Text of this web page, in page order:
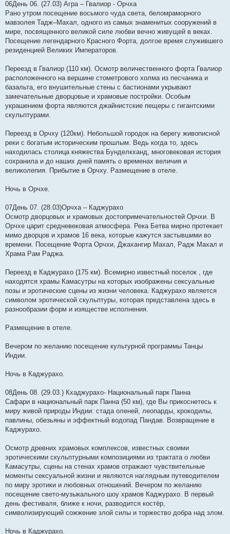
06День 06. (27.03) Агра – Гвалиор - Орчха
Рано утром посещение восьмого чуда света, беломраморного
мавзолея Тадж–Махал, одного из самых знаменитых сооружений в
мире, посвященного великой силе любви вечно живущей в веках.
Посещение легендарного Красного Форта, долгое время служившего
резиденцией Великих Императоров.
Переезд в Гвалиор (110 км). Осмотр величественного форта Гвалиор
расположенного на вершине стометрового холма из песчаника и
базальта, его внушительные стены с бастионами укрывают
замечательные дворцовые и храмовые постройки. Особым
украшением форта являются джайнистские пещеры с гигантскими
скульптурами.
Переезд в Орчху (120км). Небольшой городок на берегу живописной
реки с богатым историческим прошлым. Ведь когда то, здесь
находилась столица княжества Бунделкханд, многовековая история
сохранила и до наших дней память о временах величия и
великолепия. Прибытие в Орчху. Размещение в отеле.
Ночь в Орчхе.
07День 07. (28.03)Орчха – Каджурахо
Осмотр дворцовых и храмовых достопримечательностей Орчхи. В
Орчхе царит средневековая атмосфера. Река Бетва мирно протекает
мимо дворцов и храмов 16 века, которые кажутся застывшими во
времени. Посещение Форта Орчхи, Джахангир Махал, Радж Махал и
Храма Рам Раджа.
Переезд в Каджурахо (175 км). Всемирно известный поселок , где
находятся храмы Камасутры на которых изображены сексуальные
позы и эротические сцены из жизни человека. Каджурахо является
символом эротической скульптуры, которая представлена здесь в
разнообразии форм и изяществе исполнения.
Размещение в отеле.
Вечером по желанию посещение культурной программы Танцы
Индии.
Ночь в Каджурахо.
08День 08. (29.03.) Кхаджурахо- Национальный парк Панна
Сафари в национальный парк Панна (50 км), где Вы прикоснетесь к
миру живой природы Индии: стада оленей, леопарды, крокодилы,
павлины, обезьяны и эффектный водопад Пандав. Возвращение в
Каджурахо.
Осмотр древних храмовых комплексов, известных своими
эротическими скульптурными композициями из трактата о любви
Камасутры, сцены на стенах храмов отражают чувствительные
моменты сексуальной жизни и являются наглядным путеводителем
по миру эротики и любовных отношений. Вечером по желанию
посещение свето-музыкального шоу храмов Каджурахо. В первый
день фестиваля, ближе к ночи, разводится костёр,
символизирующий сожжение злой силы и торжество добра над злом.
Ночь в Каджурахо.